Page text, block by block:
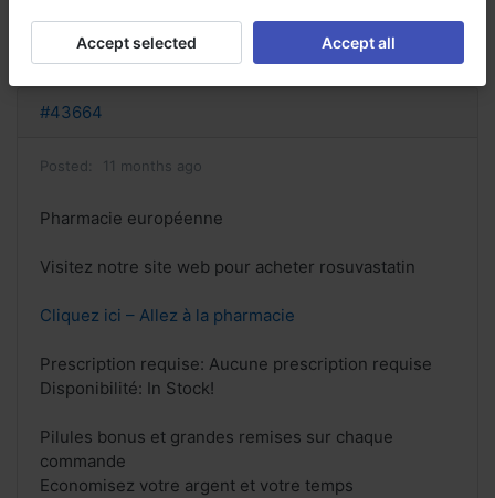
Reply
#43664
Posted: 11 months ago
Pharmacie européenne
Visitez notre site web pour acheter rosuvastatin
Cliquez ici – Allez à la pharmacie
Prescription requise: Aucune prescription requise
Disponibilité: In Stock!
Pilules bonus et grandes remises sur chaque
commande
Economisez votre argent et votre temps
Accept selected Accept all